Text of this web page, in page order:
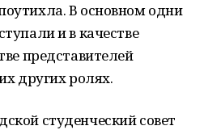
В основном одни
и в качестве
представителей
других ролях.
студенческий совет